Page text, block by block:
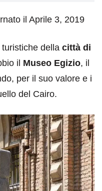
il Aprile 3, 2019
della città di
il Museo Egizio, il
per il suo valore e i
del Cairo.